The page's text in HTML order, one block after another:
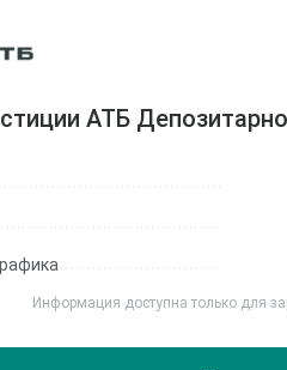
АТБ
Информация доступна только для